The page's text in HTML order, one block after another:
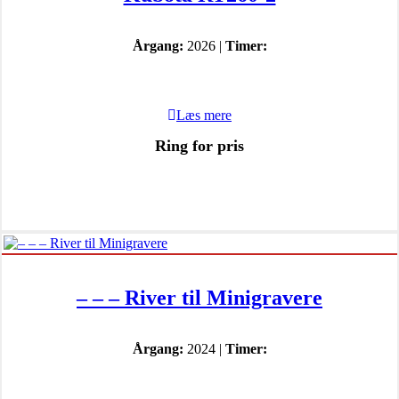
Årgang: 2026 | Timer:
Læs mere
Ring for pris
– – – River til Minigravere
Årgang: 2024 | Timer: